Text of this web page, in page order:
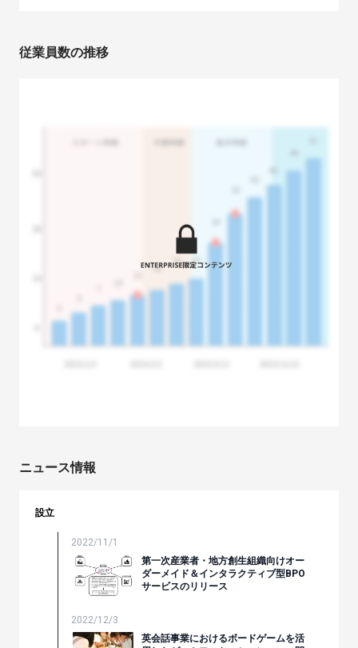
従業員数の推移
ニュース情報
設立
2022/11/1
第一次産業者・地方創生組織向けオー
ダーメイド＆インタラクティブ型BPO
サービスのリリース
2022/12/3
英会話事業におけるボードゲームを活